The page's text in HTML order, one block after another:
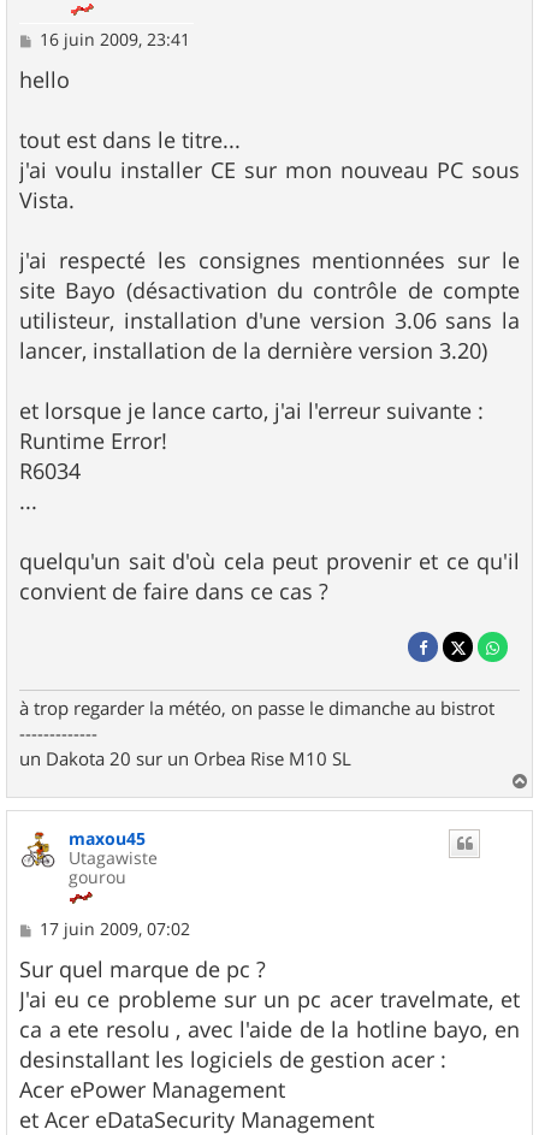
M
s
s
g
e
16 juin 2009, 23:41
hello
tout est dans le titre...
j'ai voulu installer CE sur mon nouveau PC sous
Vista.
j'ai respecté les consignes mentionnées sur le
site Bayo (désactivation du contrôle de compte
utilisteur, installation d'une version 3.06 sans la
lancer, installation de la dernière version 3.20)
et lorsque je lance carto, j'ai l'erreur suivante :
Runtime Error!
R6034
...
quelqu'un sait d'où cela peut provenir et ce qu'il
convient de faire dans ce cas ?
à trop regarder la météo, on passe le dimanche au bistrot
-------------
un Dakota 20 sur un Orbea Rise M10 SL
a
u
maxou45
Utagawiste
gourou
M
s
s
a
g
e
17 juin 2009, 07:02
Sur quel marque de pc ?
J'ai eu ce probleme sur un pc acer travelmate, et
ca a ete resolu , avec l'aide de la hotline bayo, en
desinstallant les logiciels de gestion acer :
Acer ePower Management
et Acer eDataSecurity Management